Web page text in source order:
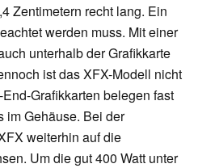
Zentimetern recht lang. Ein
werden muss. Mit einer
unterhalb der Grafikkarte
ist das XFX-Modell nicht
Grafikkarten belegen fast
im Gehäuse. Bei der
weiterhin auf die
Um die gut 400 Watt unter